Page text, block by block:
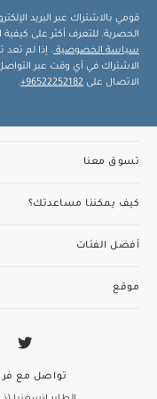
قومي بالاشتراك عبر البريد
الحصرية. للتعرف أكثر على
سياسة الخصوصية . إذا لم تعد
الاشتراك في أي وقت عبر
الاتصال على 96522252182+
.
تسوق معنا
كيف يمكننا مساعدتك؟
أفضل الفئات
موقع
تواصل مع